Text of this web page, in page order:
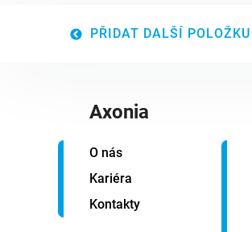
PŘIDAT DALŠÍ POLOŽKU
Axonia
O nás
Kariéra
Kontakty